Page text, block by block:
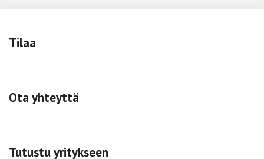
Tilaa
Ota yhteyttä
Tutustu yritykseen